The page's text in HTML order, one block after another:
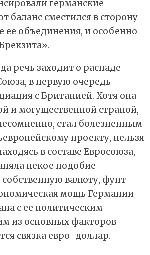
германские
баланс сместился в сторону
ее объединения, и особенно
речь заходит о распаде
в первую очередь
с Британией. Хотя она
и могущественной страной,
стал болезненным
проекту, нельзя
в составе Евросоюза,
некое подобие
собственную валюту, фунт
мощь Германии
с ее политическим
из основных факторов
связка евро-доллар.